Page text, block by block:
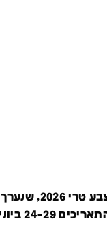
קטלוג זה מציג את כל משתתפי יריד צבע טרי 2026, שנערך
29 ביוני.